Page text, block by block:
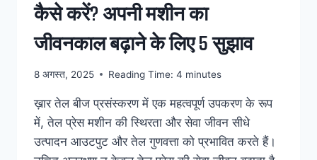
कैसे करें? अपनी मशीन का
जीवनकाल बढ़ाने के लिए 5 सुझाव
8 अगस्त, 2025 Reading Time: 4 minutes
ख़ार तेल बीज प्रसंस्करण में एक महत्वपूर्ण उपकरण के रूप
में, तेल प्रेस मशीन की स्थिरता और सेवा जीवन सीधे
उत्पादन आउटपुट और तेल गुणवत्ता को प्रभावित करते हैं।